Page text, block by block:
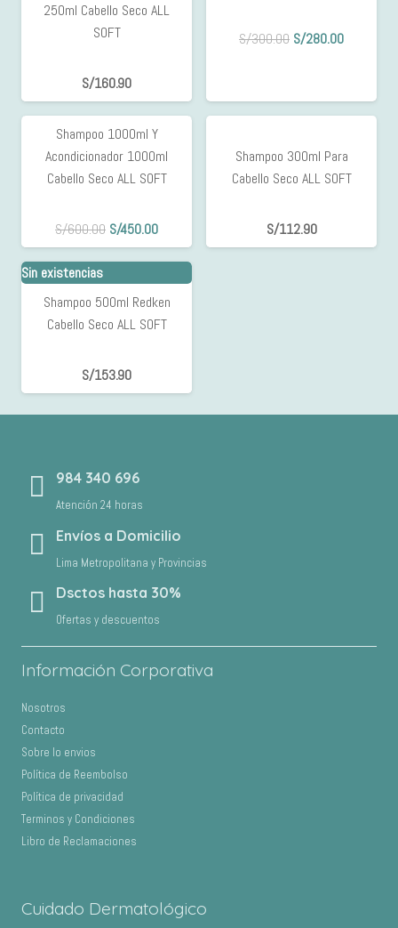
250ml Cabello Seco ALL
SOFT
S/160.90
S/300.00 El
era:
S/280.00El
es:
Sin existencias
OFF
25%
Shampoo 1000ml Y
Acondicionador 1000ml
Cabello Seco ALL SOFT
S/600.00 El
precio
era:
S/600.00.
S/450.00El
precio
S/450.00.
Shampoo 300ml Para
Cabello Seco ALL SOFT
S/112.90
Sin existencias
Shampoo 500ml Redken
Cabello Seco ALL SOFT
S/153.90
984 340 696
Atención 24 horas
Envíos a Domicilio
Lima Metropolitana y Provincias
Dsctos hasta 30%
Ofertas y descuentos
Información Corporativa
Nosotros
Contacto
Sobre lo envios
Política de Reembolso
Política de privacidad
Terminos y Condiciones
Libro de Reclamaciones
Cuidado Dermatológico